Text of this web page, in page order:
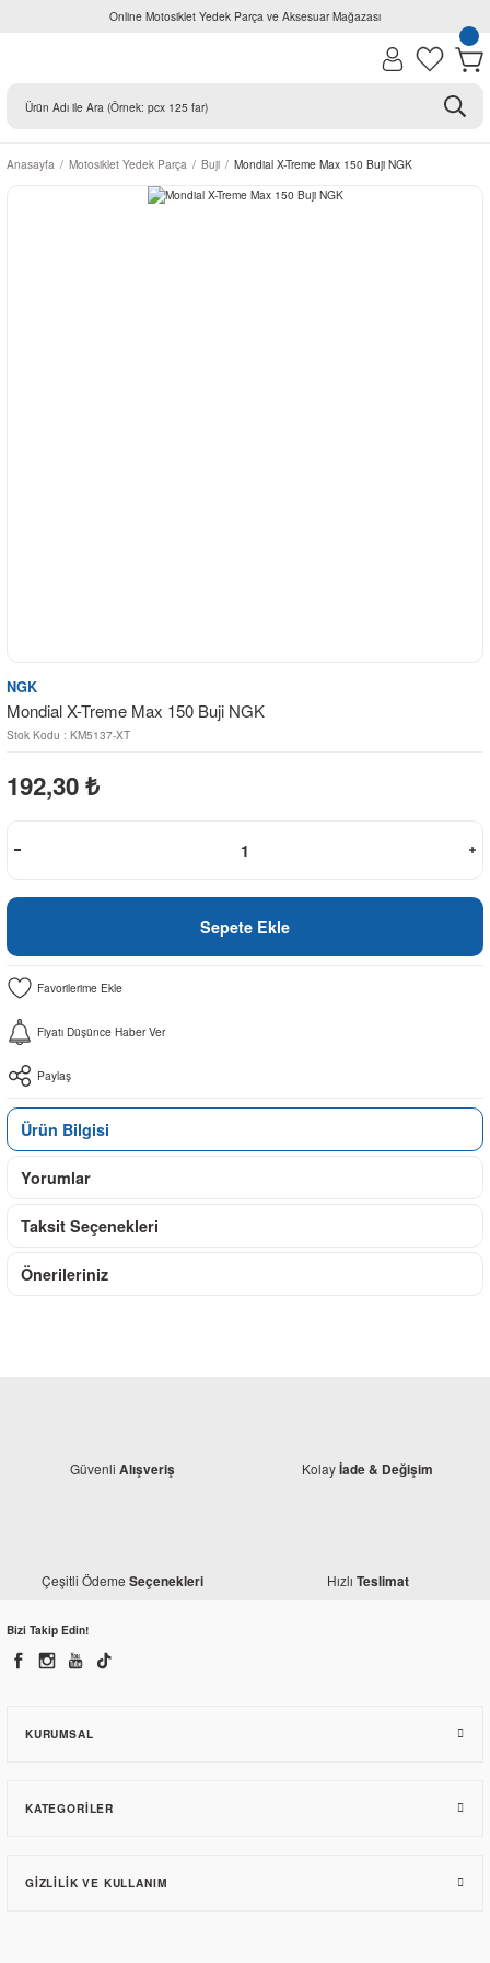
Online Motosiklet Yedek Parça ve Aksesuar Mağazası
Anasayfa Motosiklet Yedek Parça Buji Mondial X-Treme Max 150 Buji NGK
NGK
Mondial X-Treme Max 150 Buji NGK
Stok Kodu : KM5137-XT
192,30 ₺
Sepete Ekle
Fiyatı Düşünce Haber Ver
Paylaş
Ürün Bilgisi
Yorumlar
Taksit Seçenekleri
Önerileriniz
Güvenli Alışveriş Kolayİade & Değişim
Çeşitli Ödeme Seçenekleri Hızlı Teslimat
Bizi Takip Edin!
KURUMSAL
KATEGORILER
GIZLILIK VE KULLANIM